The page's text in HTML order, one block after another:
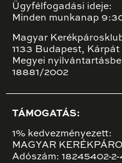
Ügyfélfogadási ideje:
Minden munkanap
Magyar
1133 Budapest, Kárpát
Megyei
18881/2002
TÁMOGATÁS:
1% kedvezményezett:
MAGYAR
Adószám: 18245402-2-